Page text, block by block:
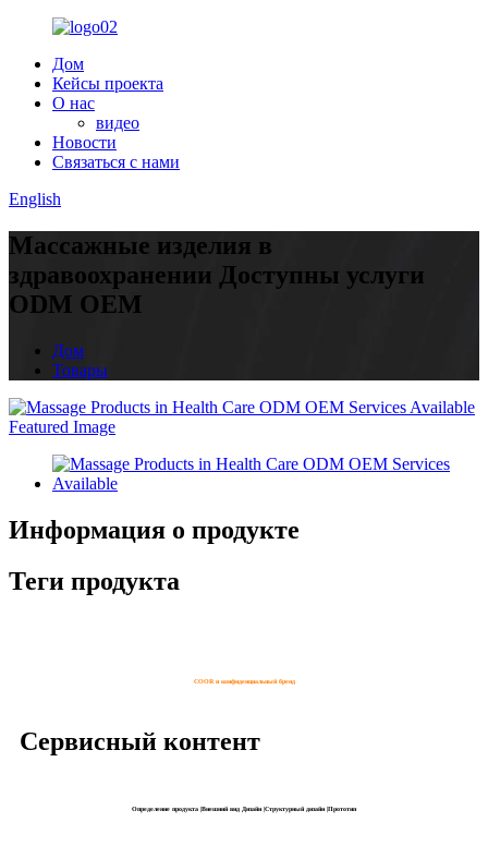
Дом
Кейсы проекта
О нас
видео
Новости
Связаться с нами
English
Массажные изделия в
здравоохранении Доступны услуги
ODM OEM
Дом
Товары
Информация о продукте
Теги продукта
COOR и конфиденциальный бренд
Сервисный контент
Определение продукта |Внешний вид Дизайн |Структурный дизайн |Прототип